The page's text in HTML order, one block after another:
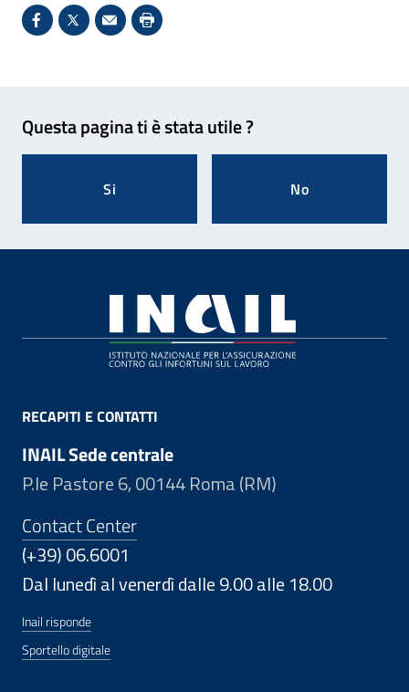
Condividi su Facebook - Sito esterno - Apertura in
X - Sito esterno - Apertura in nuova finestra
Invio Mail: apre il programma di posta
Stampa pagina: scelta meno
Questa pagina ti è stata utile ?
Si No
RECAPITI E CONTATTI
INAIL Sede centrale
P.le Pastore 6, 00144 Roma (RM)
Contact Center
(+39) 06.6001
Dal lunedì al venerdì dalle 9.00 alle 18.00
Inail risponde
Sportello digitale